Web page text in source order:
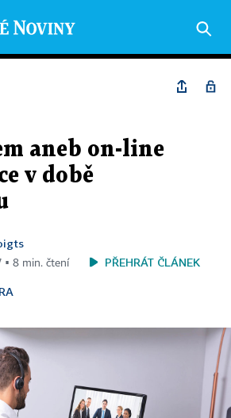
aneb on-line
v době
▪ 8 min. čtení PŘEHRÁT ČLÁNEK